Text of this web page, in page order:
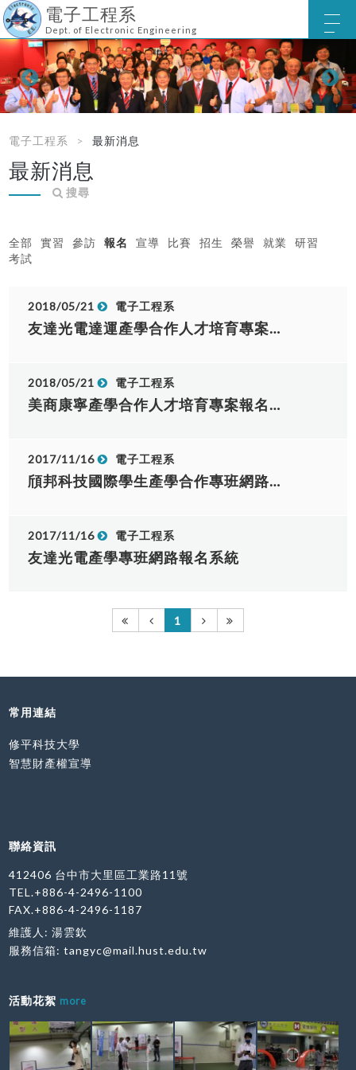
電子工程系
Dept. of Electronic Engineering
電子工程系 最新消息
最新消息
搜尋
全部 實習 參訪 報名 宣導 比賽 招生 榮譽 就業
研習
考試
2018/05/21 電子工程系
友達光電達運產學合作人才培育專案報名系統
2018/05/21 電子工程系
美商康寧產學合作人才培育專案報名系統
2017/11/16 電子工程系
頎邦科技國際學生產學合作專班網路報名系統
2017/11/16 電子工程系
友達光電產學專班網路報名系統
1
常用連結
修平科技大學
智慧財產權宣導
聯絡資訊
412406 台中市大里區工業路11號
TEL.+886-4-2496-1100
FAX.+886-4-2496-1187
維護人: 湯雲欽
服務信箱:tangyc@mail.hust.edu.tw
活動花絮 more